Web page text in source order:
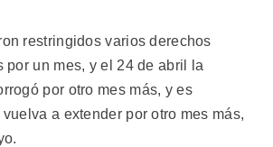
restringidos varios derechos
por un mes, y el 24 de abril la
por otro mes más, y es
a extender por otro mes más,